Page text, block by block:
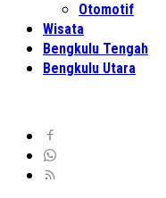
Otomotif
Wisata
Bengkulu Tengah
Bengkulu Utara